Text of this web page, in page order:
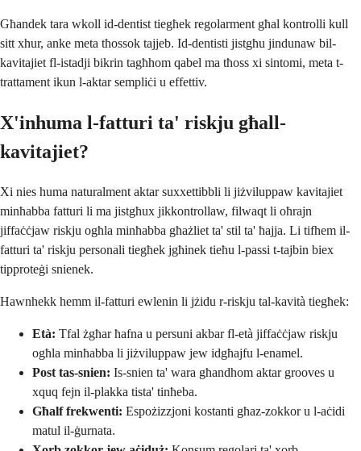
Għandek tara wkoll id-dentist tiegħek regolarment għal kontrolli kull
sitt xhur, anke meta tħossok tajjeb. Id-dentisti jistgħu jindunaw bil-
kavitajiet fl-istadji bikrin tagħhom qabel ma tħoss xi sintomi, meta t-
trattament ikun l-aktar sempliċi u effettiv.
X'inhuma l-fatturi ta' riskju għall-
kavitajiet?
Xi nies huma naturalment aktar suxxettibbli li jiżviluppaw kavitajiet
minħabba fatturi li ma jistgħux jikkontrollaw, filwaqt li oħrajn
jiffaċċjaw riskju ogħla minħabba għażliet ta' stil ta' ħajja. Li tifhem il-
fatturi ta' riskju personali tiegħek jgħinek tieħu l-passi t-tajbin biex
tipproteġi snienek.
Hawnhekk hemm il-fatturi ewlenin li jżidu r-riskju tal-kavità tiegħek:
Età: Tfal żgħar ħafna u persuni akbar fl-età jiffaċċjaw riskju
ogħla minħabba li jiżviluppaw jew idgħajfu l-enamel.
Post tas-snien: Is-snien ta' wara għandhom aktar grooves u
xquq fejn il-plakka tista' tinħeba.
Għalf frekwenti: Espożizzjoni kostanti għaz-zokkor u l-aċidi
matul il-ġurnata.